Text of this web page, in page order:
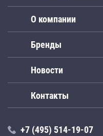
О компании
Бренды
Новости
Контакты
+7 (495) 514-19-07